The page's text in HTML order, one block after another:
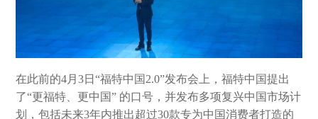
在此前的4月3日“福特中国2.0”发布会上，福特中国提出
了“更福特、更中国” 的口号，并发布多项复兴中国市场计
划，包括未来3年内推出超过30款专为中国消费者打造的